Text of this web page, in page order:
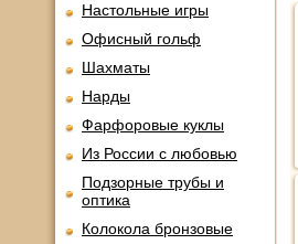
Настольные игры
Офисный гольф
Шахматы
Нарды
Фарфоровые куклы
Из России с любовью
Подзорные трубы и
оптика
Колокола бронзовые